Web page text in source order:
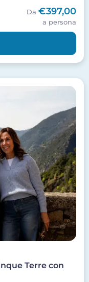
Da €397,00
a persona
Terre con